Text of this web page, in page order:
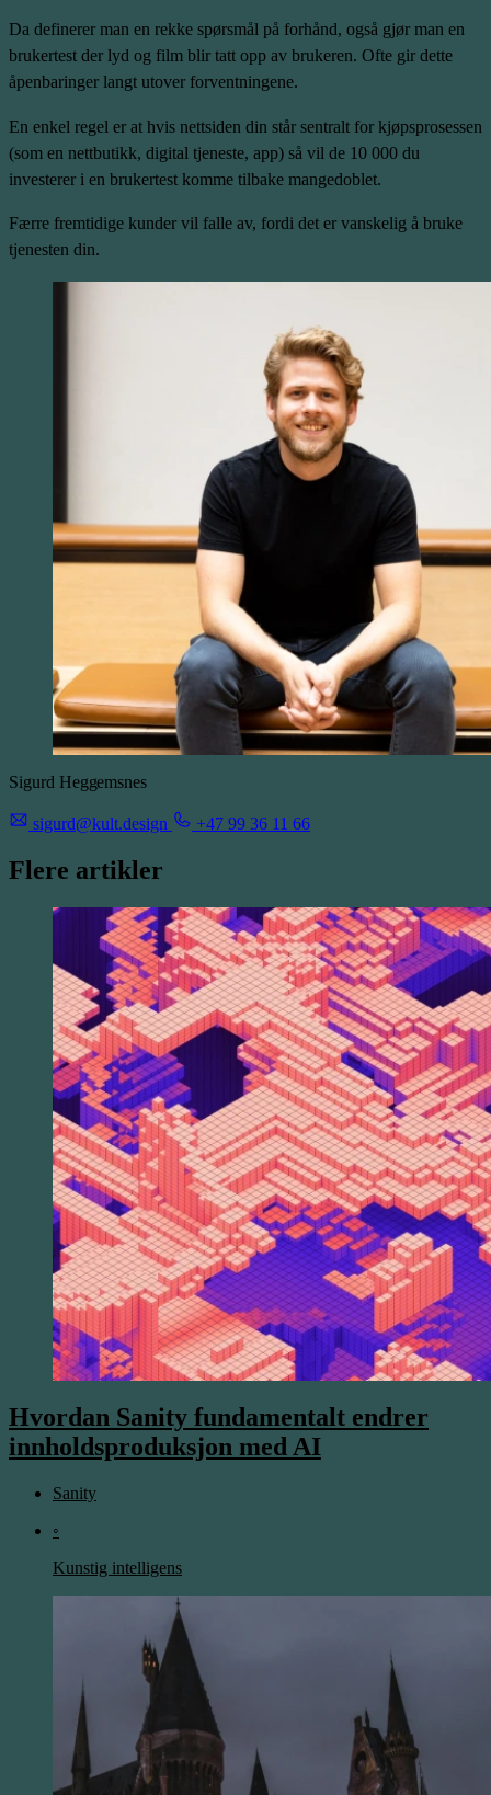
Da definerer man en rekke spørsmål på forhånd, også gjør man en
brukertest der lyd og film blir tatt opp av brukeren. Ofte gir dette
åpenbaringer langt utover forventningene.
En enkel regel er at hvis nettsiden din står sentralt for kjøpsprosessen
(som en nettbutikk, digital tjeneste, app) så vil de 10 000 du
investerer i en brukertest komme tilbake mangedoblet.
Færre fremtidige kunder vil falle av, fordi det er vanskelig å bruke
tjenesten din.
Sigurd Heggemsnes
sigurd@kult.design +47 99 36 11 66
Flere artikler
Hvordan Sanity fundamentalt endrer
innholdsproduksjon med AI
Sanity
◦
Kunstig intelligens